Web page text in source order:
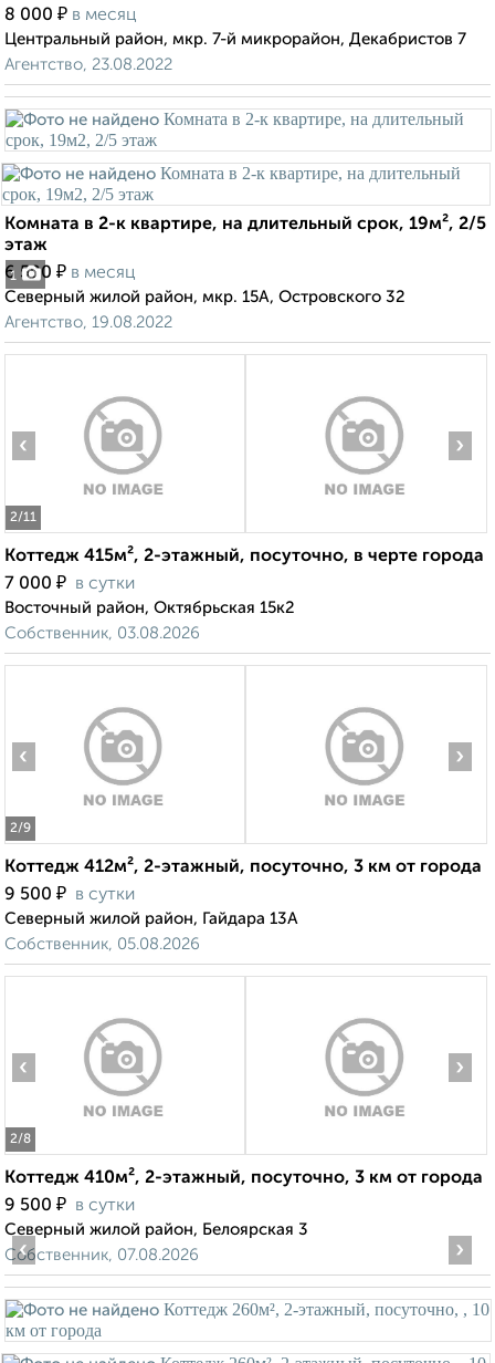
8 000 ₽ в месяц
Центральный район, мкр. 7-й микрорайон, Декабристов 7
Агентство, 23.08.2022
1
Комната в 2-к квартире, на длительный срок, 19м², 2/5
этаж
6 500 ₽ в месяц
Северный жилой район, мкр. 15А, Островского 32
Агентство, 19.08.2022
2/11
‹ ›
Коттедж 415м², 2-этажный, посуточно, в черте города
7 000 ₽ в сутки
Восточный район, Октябрьская 15к2
Собственник, 03.08.2026
2/9
‹ ›
Коттедж 412м², 2-этажный, посуточно, 3 км от города
9 500 ₽ в сутки
Северный жилой район, Гайдара 13А
Собственник, 05.08.2026
2/8
‹ ›
Коттедж 410м², 2-этажный, посуточно, 3 км от города
9 500 ₽ в сутки
Северный жилой район, Белоярская 3
Собственник, 07.08.2026
‹ ›